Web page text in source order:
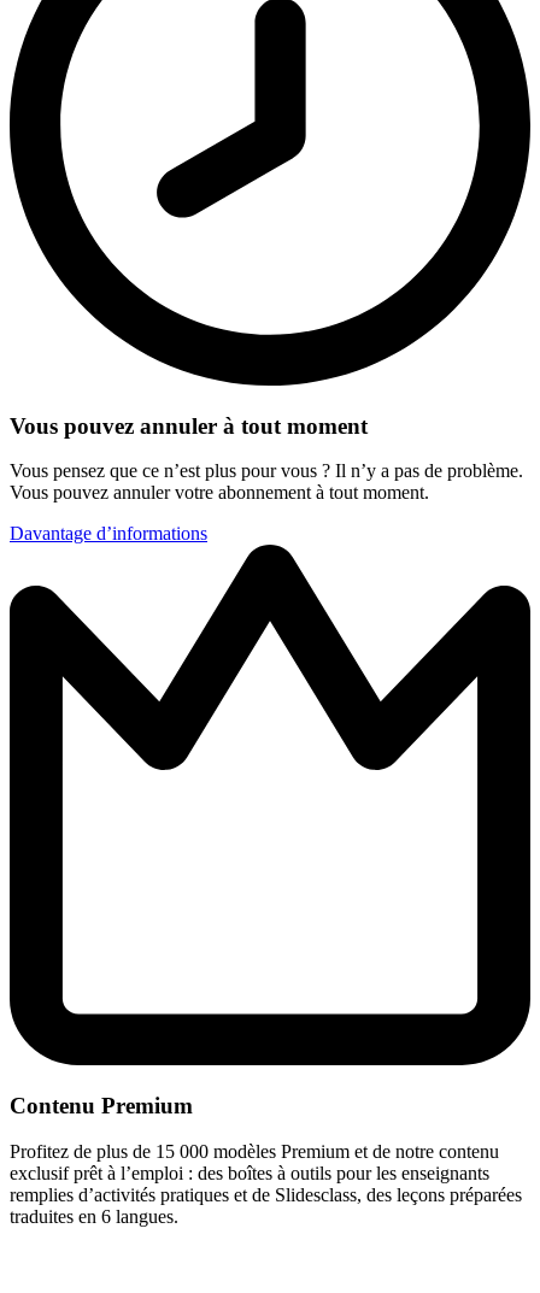
Vous pouvez annuler à tout moment
Vous pensez que ce n’est plus pour vous ? Il n’y a pas de problème.
Vous pouvez annuler votre abonnement à tout moment.
Davantage d’informations
Contenu Premium
Profitez de plus de 15 000 modèles Premium et de notre contenu
exclusif prêt à l’emploi : des boîtes à outils pour les enseignants
remplies d’activités pratiques et de Slidesclass, des leçons préparées
traduites en 6 langues.